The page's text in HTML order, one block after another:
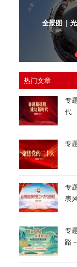
全景图 |
热门文章
专
代
专
专
表
专
路